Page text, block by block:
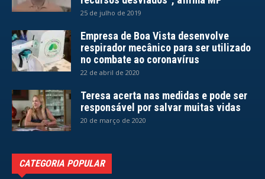
25 de julho de 2019
Empresa de Boa Vista desenvolve
respirador mecânico para ser utilizado
no combate ao coronavírus
22 de abril de 2020
Teresa acerta nas medidas e pode ser
responsável por salvar muitas vidas
20 de março de 2020
CATEGORIA POPULAR